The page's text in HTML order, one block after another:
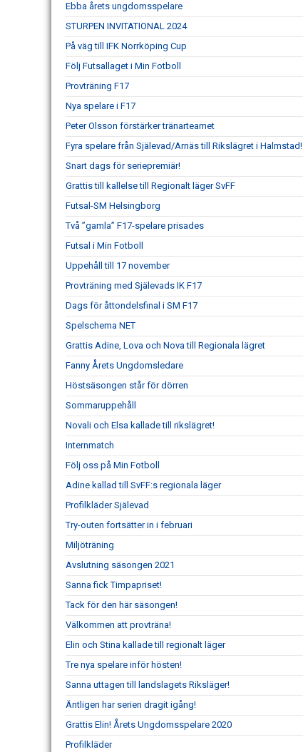
Ebba årets ungdomsspelare
STURPEN INVITATIONAL 2024
På väg till IFK Norrköping Cup
Följ Futsallaget i Min Fotboll
Provträning F17
Nya spelare i F17
Peter Olsson förstärker tränarteamet
Fyra spelare från Själevad/Arnäs till Rikslägret i Halmstad!
Snart dags för seriepremiär!
Grattis till kallelse till Regionalt läger SvFF
Futsal-SM Helsingborg
Två ”gamla” F17-spelare prisades
Futsal i Min Fotboll
Uppehåll till 17 november
Provträning med Själevads IK F17
Dags för åttondelsfinal i SM F17
Spelschema NET
Grattis Adine, Lova och Nova till Regionala lägret
Fanny Årets Ungdomsledare
Höstsäsongen står för dörren
Sommaruppehåll
Novali och Elsa kallade till rikslägret!
Internmatch
Följ oss på Min Fotboll
Adine kallad till SvFF:s regionala läger
Profilkläder Själevad
Try-outen fortsätter in i februari
Miljöträning
Avslutning säsongen 2021
Sanna fick Timpapriset!
Tack för den här säsongen!
Välkommen att provträna!
Elin och Stina kallade till regionalt läger
Tre nya spelare inför hösten!
Sanna uttagen till landslagets Riksläger!
Äntligen har serien dragit igång!
Grattis Elin! Årets Ungdomsspelare 2020
Profilkläder